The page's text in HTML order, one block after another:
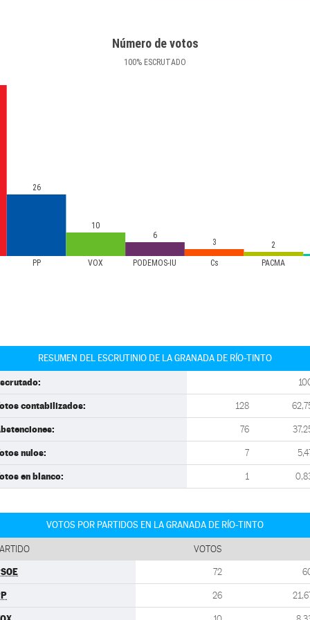
Número de votos
100% ESCRUTADO
PP VOX PODEMOS-IU Cs PACMA
26
10
6
3 2
RESUMEN DEL ESCRUTINIO DE LA GRANADA DE RÍO-TINTO
contabilizados: 128
76
nulos: 7
en blanco: 1
VOTOS POR PARTIDOS EN LA GRANADA DE RÍO-TINTO
VOTOS
72
26